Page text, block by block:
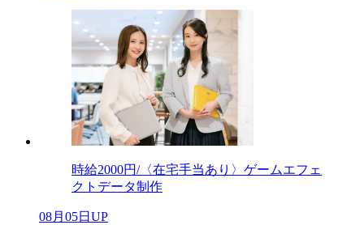
時給2000円/〈在宅手当あり〉ゲームエフェ
クトデータ制作
08月05日UP